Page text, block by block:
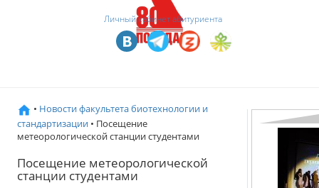
Личный кабинет абитуриента
• Новости факультета биотехнологии и
стандартизации • Посещение
метеорологической станции студентами
Посещение метеорологической
станции студентами